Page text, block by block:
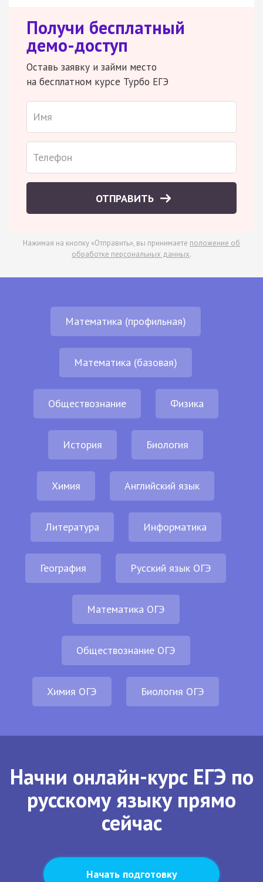
Получи бесплатный
демо-доступ
Оставь заявку и займи место
на бесплатном курсе Турбо ЕГЭ
ОТПРАВИТЬ
Нажимая на кнопку «Отправить», вы принимаете положение об
обработке персональных данных.
Математика (профильная)
Математика (базовая)
Обществознание Физика
История Биология
Химия Английский язык
Литература Информатика
География Русский язык ОГЭ
Математика ОГЭ
Обществознание ОГЭ
Химия ОГЭ Биология ОГЭ
Начни онлайн-курс ЕГЭ по
русскому языку прямо
сейчас
Начать подготовку